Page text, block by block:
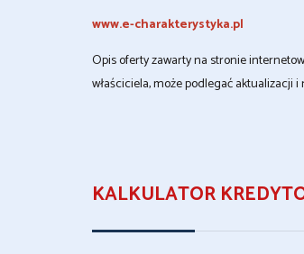
www.e-charakterystyka.pl
Opis oferty zawarty na stronie
właściciela, może podlegać aktualizacji
KALKULATOR